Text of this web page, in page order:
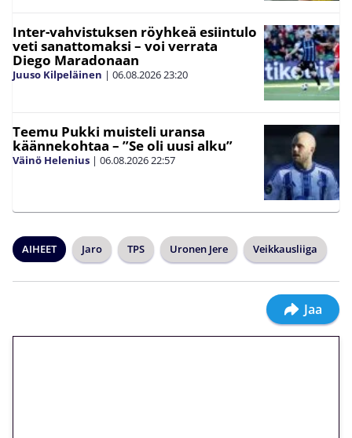
Inter-vahvistuksen röyhkeä esiintulo
veti sanattomaksi – voi verrata
Diego Maradonaan
Juuso Kilpeläinen | 06.08.202623:20
Teemu Pukki muisteli uransa
käännekohtaa – ”Se oli uusi alku”
Väinö Helenius | 06.08.202622:57
AIHEET Jaro TPS Uronen Jere Veikkausliiga
Jaa